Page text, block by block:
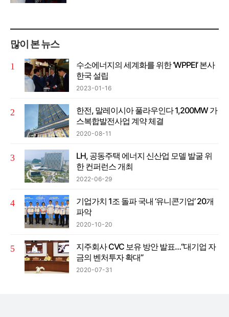
많이 본 뉴스
수소에너지의 세계화를 위한 ‘WPPEI’ 본사
한국 설립
2023-01-16
한전, 말레이시아 풀라우인다 1,200MW 가
스복합발전사업 계약 체결
2020-08-11
LH, 공동주택 에너지 신산업 모델 발굴 위
한 컨퍼런스 개최
2022-06-29
기업가치 1조 돌파 국내 ‘유니콘기업’ 20개
파악
2020-10-20
지주회사 CVC 보유 방안 발표…“대기업 자
금의 벤처투자 확대”
2020-07-31